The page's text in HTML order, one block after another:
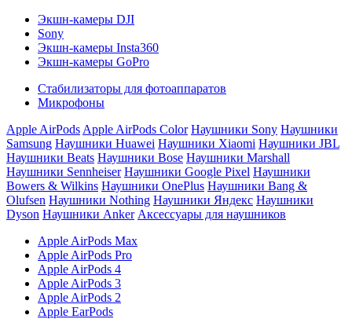
Экшн-камеры DJI
Sony
Экшн-камеры Insta360
Экшн-камеры GoPro
Стабилизаторы для фотоаппаратов
Микрофоны
Apple AirPods Apple AirPods Color Наушники Sony Наушники
Samsung Наушники Huawei Наушники Xiaomi Наушники JBL
Наушники Beats Наушники Bose Наушники Marshall
Наушники Sennheiser Наушники Google Pixel Наушники
Bowers & Wilkins Наушники OnePlus Наушники Bang &
Olufsen Наушники Nothing Наушники Яндекс Наушники
Dyson Наушники Anker Аксессуары для наушников
Apple AirPods Max
Apple AirPods Pro
Apple AirPods 4
Apple AirPods 3
Apple AirPods 2
Apple EarPods